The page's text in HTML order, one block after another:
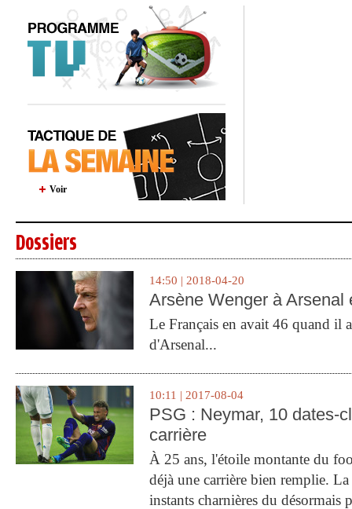
Voir
Dossiers
14:50 | 2018-04-20
Arsène Wenger à Arsenal
Le Français en avait 46 quand il
d'Arsenal...
10:11 | 2017-08-04
PSG : Neymar, 10 dates-
carrière
À 25 ans, l'étoile montante du
déjà une carrière bien remplie.
instants charnières du désormais